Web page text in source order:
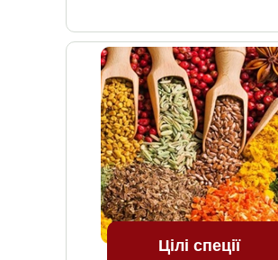
Цілі спеції